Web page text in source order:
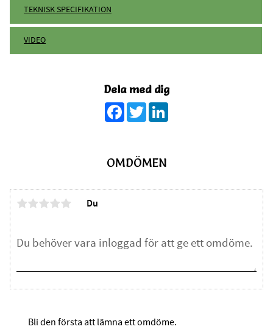
TEKNISK SPECIFIKATION
VIDEO
Dela med dig
Facebook
Twitter
OMDÖMEN
Du
Bli den första att lämna ett omdöme.